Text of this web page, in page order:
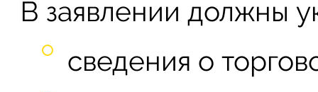
В заявлении должны
сведения о